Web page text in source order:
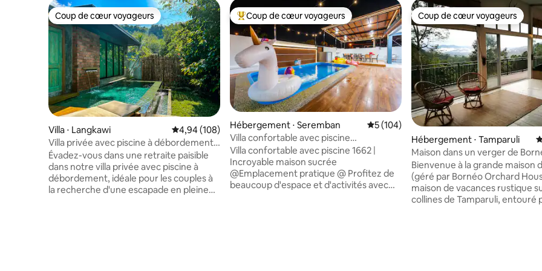
Coup de cœur voyageurs
Coup de cœur voyageurs
Villa ⋅ Langkawi Évaluation moyenne sur la base de 108 commentaires : 4,94 sur 5
4,94 (108)
Villa privée avec piscine à débordement
par UluVilla Guesthouse
Évadez-vous dans une retraite paisible
dans notre villa privée avec piscine à
débordement, idéale pour les couples à
la recherche d'une escapade en pleine
Coups de cœur voyageurs les plus appréciés
Coup de cœur voyageurs
Hébergement ⋅ Seremban Évaluation moyenne sur la base de 104
5 (104)
Villa confortable avec piscine
@Seremban PD
Villa confortable avec piscine 1662 |
Incroyable maison sucrée
@Emplacement pratique @ Profitez de
beaucoup d'espace et d'activités avec
Coup de cœur voyageurs
Coup de cœur voyageurs
Hébergement ⋅ Tamparuli
Maison dans un verger de
vue magnifique sur la vallée
Bienvenue à la grande maison
(géré par Bornéo Orchard
maison de vacances rustique
collines de Tamparuli, entouré